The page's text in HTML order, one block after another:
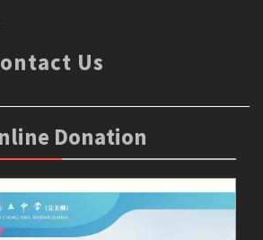
Us
Donation